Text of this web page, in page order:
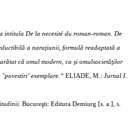
intitula De la necesité du roman-roman. De
a naraţiunii, formulă readaptată a
că omul modern, ca şi omulsocietăţilor
exemplare.“ ELIADE, M.: Jurnal I.
. Bucureşti: Editura Demiurg [s. a.], s.